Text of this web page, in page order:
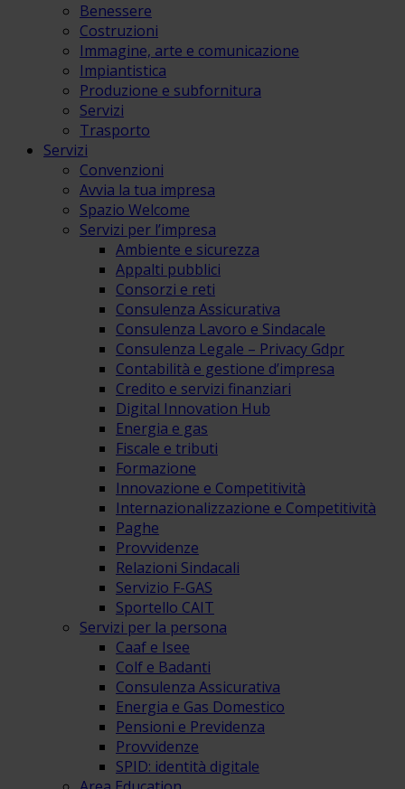
Benessere
Costruzioni
Immagine, arte e comunicazione
Impiantistica
Produzione e subfornitura
Servizi
Trasporto
Servizi
Convenzioni
Avvia la tua impresa
Spazio Welcome
Servizi per l’impresa
Ambiente e sicurezza
Appalti pubblici
Consorzi e reti
Consulenza Assicurativa
Consulenza Lavoro e Sindacale
Consulenza Legale – Privacy Gdpr
Contabilità e gestione d’impresa
Credito e servizi finanziari
Digital Innovation Hub
Energia e gas
Fiscale e tributi
Formazione
Innovazione e Competitività
Internazionalizzazione e Competitività
Paghe
Provvidenze
Relazioni Sindacali
Servizio F-GAS
Sportello CAIT
Servizi per la persona
Caaf e Isee
Colf e Badanti
Consulenza Assicurativa
Energia e Gas Domestico
Pensioni e Previdenza
Provvidenze
SPID: identità digitale